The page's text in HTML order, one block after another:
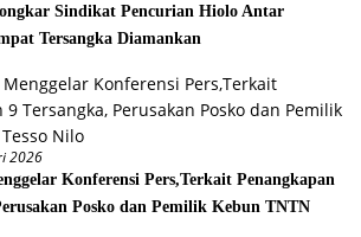
Sindikat Pencurian Hiolo Antar
Tersangka Diamankan
2026
Konferensi Pers,Terkait Penangkapan
Posko dan Pemilik Kebun TNTN